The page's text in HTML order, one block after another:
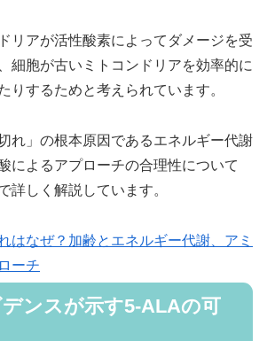
リアが活性酸素によってダメージを受
細胞が古いミトコンドリアを効率的に
りするためと考えられています。
れ」の根本原因であるエネルギー代謝
によるアプローチの合理性について
詳しく解説しています。
はなぜ？加齢とエネルギー代謝、アミ
ーチ
ンスが示す5-ALAの可